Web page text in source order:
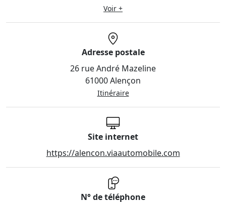
Voir +
Adresse postale
26 rue André Mazeline
61000 Alençon
Itinéraire
Site internet
https://alencon.viaautomobile.com
N° de téléphone